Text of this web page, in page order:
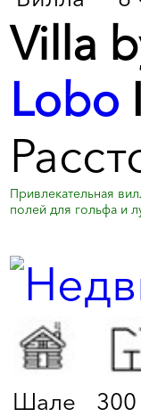
Villa
Lobo
Привлекательная
полей для гольфа и
Шале